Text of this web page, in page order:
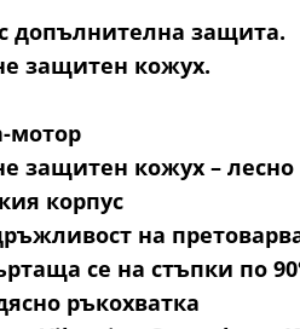
допълнителна защита.
защитен кожух.
мотор
защитен кожух –
корпус
на
се на стъпки по
ръкохватка